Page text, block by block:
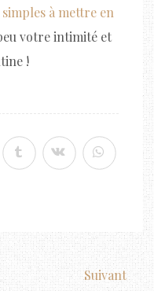
à mettre en
votre intimité et
!
Suivant